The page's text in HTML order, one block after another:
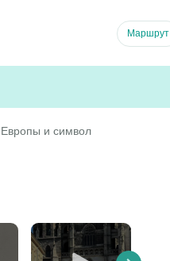
Маршрут
Европы и символ